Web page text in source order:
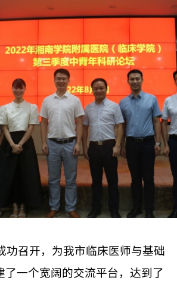
召开，为我市临床医师与基础
了一个宽阔的交流平台，达到了